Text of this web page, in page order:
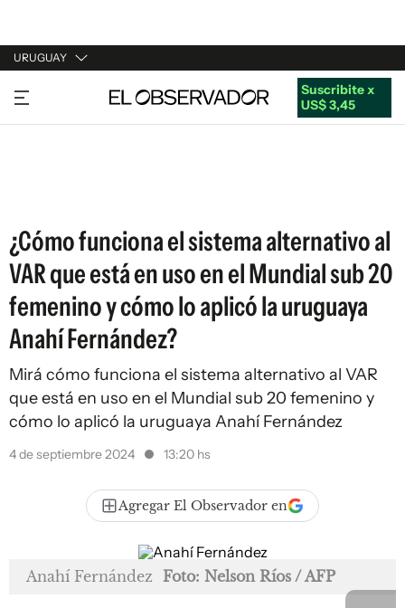
URUGUAY
URUGUAY
ARGENTINA
Suscribite x
US$ 3,45
¿Cómo funciona el sistema alternativo al
VAR que está en uso en el Mundial sub 20
femenino y cómo lo aplicó la uruguaya
Anahí Fernández?
Mirá cómo funciona el sistema alternativo al VAR
que está en uso en el Mundial sub 20 femenino y
cómo lo aplicó la uruguaya Anahí Fernández
4 de septiembre 2024 13:20 hs
Agregar El Observador en
Anahí Fernández Foto: Nelson Ríos / AFP